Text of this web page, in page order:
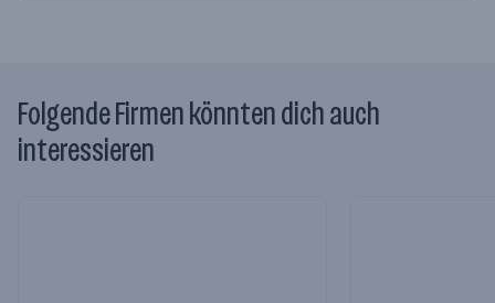
Folgende Firmen könnten dich auch
interessieren